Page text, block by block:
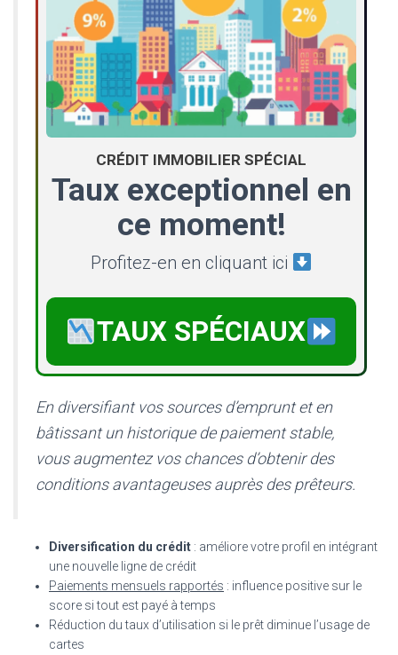
CRÉDIT IMMOBILIER SPÉCIAL
Taux exceptionnel en
ce moment!
Profitez-en en cliquant ici
TAUX SPÉCIAUX
En diversifiant vos sources d’emprunt et en
bâtissant un historique de paiement stable,
vous augmentez vos chances d’obtenir des
conditions avantageuses auprès des prêteurs.
Diversification du crédit : améliore votre profil en intégrant
une nouvelle ligne de crédit
Paiements mensuels rapportés : influence positive sur le
score si tout est payé à temps
Réduction du taux d’utilisation si le prêt diminue l’usage de
cartes